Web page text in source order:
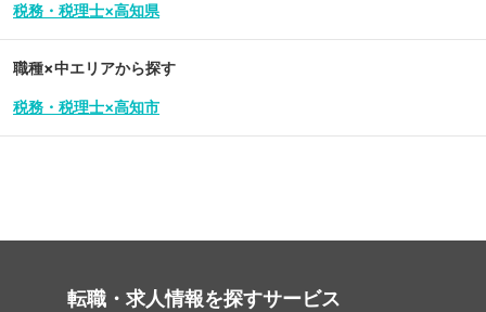
税務・税理士×高知県
職種×中エリアから探す
税務・税理士×高知市
転職・求人情報を探すサービス